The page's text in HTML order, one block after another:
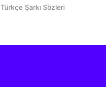
Türkçe Şarkı Sözleri